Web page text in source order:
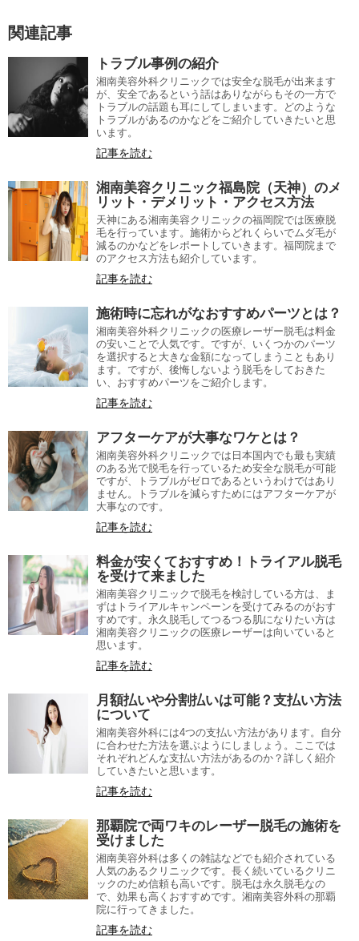
関連記事
トラブル事例の紹介
湘南美容外科クリニックでは安全な脱毛が出来ます
が、安全であるという話はありながらもその一方で
トラブルの話題も耳にしてしまいます。どのような
トラブルがあるのかなどをご紹介していきたいと思
います。
記事を読む
湘南美容クリニック福島院（天神）のメ
リット・デメリット・アクセス方法
天神にある湘南美容クリニックの福岡院では医療脱
毛を行っています。施術からどれくらいでムダ毛が
減るのかなどをレポートしていきます。福岡院まで
のアクセス方法も紹介しています。
記事を読む
施術時に忘れがなおすすめパーツとは？
湘南美容外科クリニックの医療レーザー脱毛は料金
の安いことで人気です。ですが、いくつかのパーツ
を選択すると大きな金額になってしまうこともあり
ます。ですが、後悔しないよう脱毛をしておきた
い、おすすめパーツをご紹介します。
記事を読む
アフターケアが大事なワケとは？
湘南美容外科クリニックでは日本国内でも最も実績
のある光で脱毛を行っているため安全な脱毛が可能
ですが、トラブルがゼロであるというわけではあり
ません。トラブルを減らすためにはアフターケアが
大事なのです。
記事を読む
料金が安くておすすめ！トライアル脱毛
を受けて来ました
湘南美容クリニックで脱毛を検討している方は、ま
ずはトライアルキャンペーンを受けてみるのがおす
すめです。永久脱毛してつるつる肌になりたい方は
湘南美容クリニックの医療レーザーは向いていると
思います。
記事を読む
月額払いや分割払いは可能？支払い方法
について
湘南美容外科には4つの支払い方法があります。自分
に合わせた方法を選ぶようにしましょう。ここでは
それぞれどんな支払い方法があるのか？詳しく紹介
していきたいと思います。
記事を読む
那覇院で両ワキのレーザー脱毛の施術を
受けました
湘南美容外科は多くの雑誌などでも紹介されている
人気のあるクリニックです。長く続いているクリニ
ックのため信頼も高いです。脱毛は永久脱毛なの
で、効果も高くおすすめです。湘南美容外科の那覇
院に行ってきました。
記事を読む